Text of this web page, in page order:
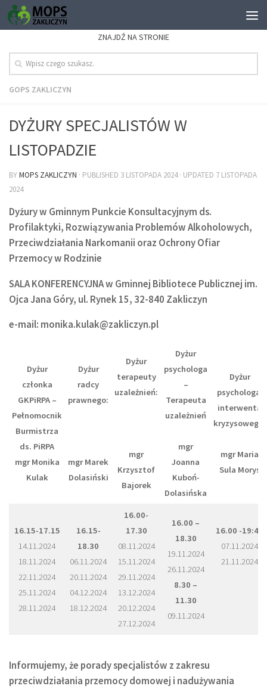
ZNAJDŹ NA STRONIE
GOPS ZAKLICZYN
DYŻURY SPECJALISTÓW W
LISTOPADZIE
BYMOPS ZAKLICZYN · PUBLISHED 3 LISTOPADA 2024· UPDATED 7 LISTOPADA
2024
Dyżury w Gminnym Punkcie Konsultacyjnym ds.
Profilaktyki, Rozwiązywania Problemów Alkoholowych,
Przeciwdziałania Narkomanii oraz Ochrony Ofiar
Przemocy w Rodzinie
SALA KONFERENCYJNA w Gminnej Bibliotece Publicznej im.
Ojca Jana Góry, ul. Rynek 15, 32-840 Zakliczyn
e-mail: monika.kulak@zakliczyn.pl
Dyżur
członka
GKPiRPA –
Pełnomocnik
Burmistrza
ds. PiRPA
mgr Monika
Kulak
Dyżur
radcy
prawnego:
mgr Marek
Dolasiński
Dyżur
terapeuty
uzależnień:
mgr
Krzysztof
Bajorek
Dyżur
psychologa
–
Terapeuta
uzależnień
mgr
Joanna
Kuboń-
Dolasińska
Dyżur
psychologa,
interwenta
kryzysowego:
mgr Maria
Sula Morys
16.15-17.15
14.11.2024
18.11.2024
22.11.2024
25.11.2024
28.11.2024
16.15-
18.30
06.11.2024
20.11.2024
04.12.2024
18.12.2024
16.00-
17.30
08.11.2024
15.11.2024
29.11.2024
13.12.2024
20.12.2024
27.12.2024
16.00 –
18.30
19.11.2024
26.11.2024
8.30 –
11.30
09.11.2024
16.00 -19:45
07.11.2024
21.11.2024
Informujemy, że porady specjalistów z zakresu
przeciwdziałania przemocy domowej i nadużywania